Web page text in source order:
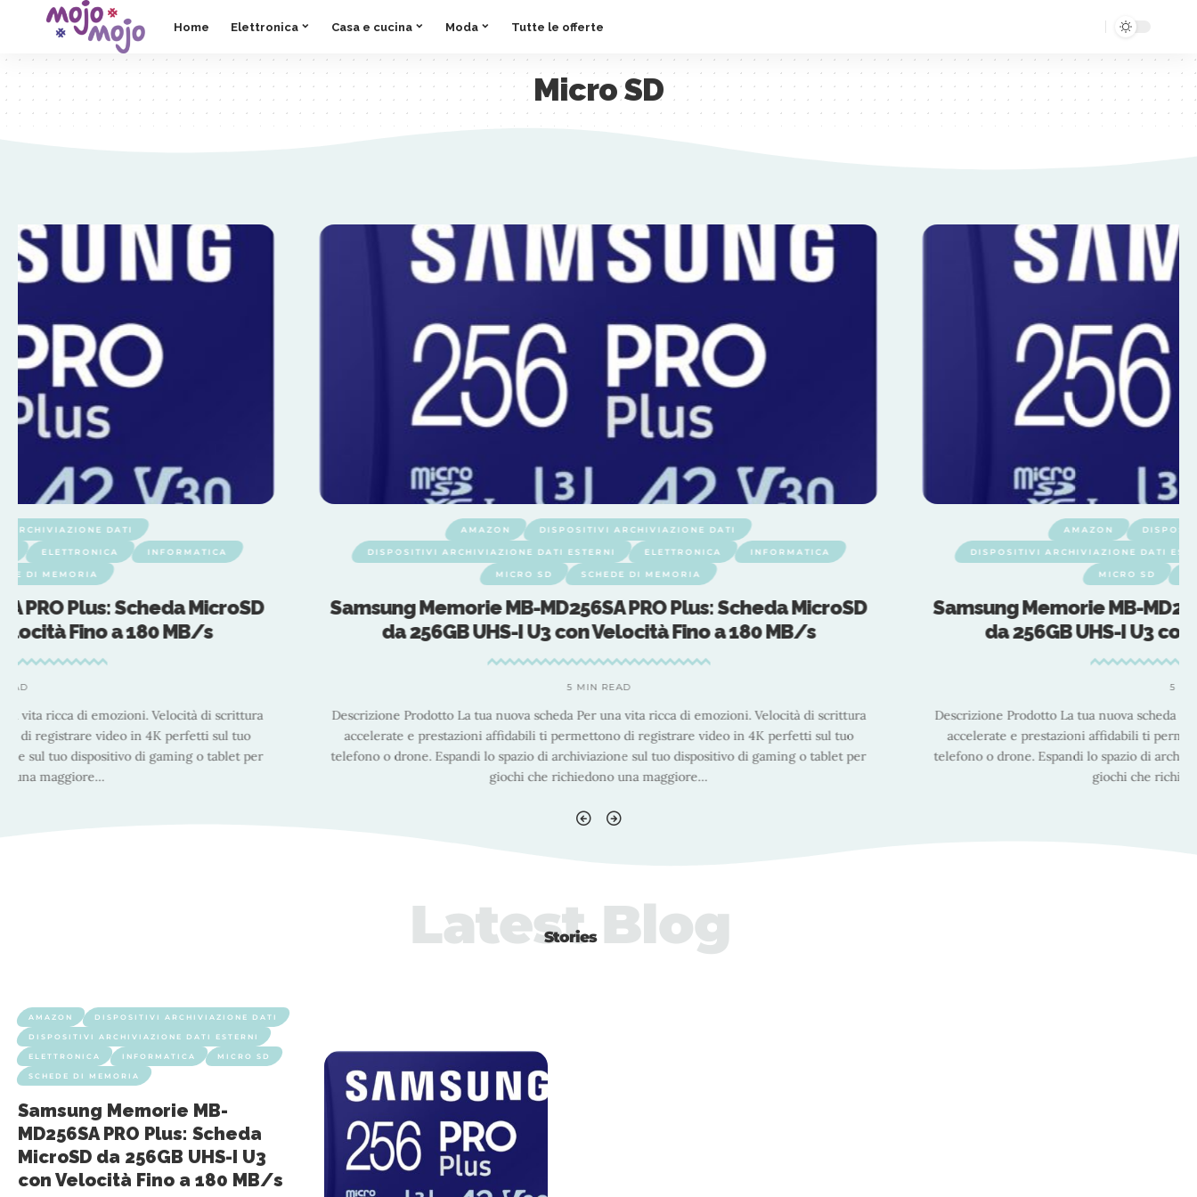
Home Elettronica Casa e cucina Moda Tutte le offerte
Micro SD
ARCHIVIAZIONE DATI
ELETTRONICA INFORMATICA
DI MEMORIA
PRO Plus: Scheda MicroSD
Fino a 180 MB/s
vita ricca di emozioni. Velocità di scrittura
di registrare video in 4K perfetti sul tuo
sul tuo dispositivo di gaming o tablet per
una maggiore…
AMAZON DISPOSITIVI ARCHIVIAZIONE DATI
DISPOSITIVI ARCHIVIAZIONE DATI ESTERNI ELETTRONICA INFORMATICA
MICRO SD SCHEDE DI MEMORIA
Samsung Memorie MB-MD256SA PRO Plus: Scheda MicroSD
da 256GB UHS-I U3 con Velocità Fino a 180 MB/s
5 MIN READ
Descrizione Prodotto La tua nuova scheda Per una vita ricca di emozioni. Velocità di scrittura
accelerate e prestazioni affidabili ti permettono di registrare video in 4K perfetti sul tuo
telefono o drone. Espandi lo spazio di archiviazione sul tuo dispositivo di gaming o tablet per
giochi che richiedono una maggiore…
AMAZON
DISPOSITIVI ARCHIVIAZIONE DATI
MICRO SD
Samsung Memorie MB-
da 256GB UHS-I U3
5
Descrizione Prodotto La tua nuova scheda
accelerate e prestazioni affidabili ti
telefono o drone. Espandi lo spazio di
giochi che
Stories
Latest Blog
AMAZON DISPOSITIVI ARCHIVIAZIONE DATI
DISPOSITIVI ARCHIVIAZIONE DATI ESTERNI
ELETTRONICA INFORMATICA MICRO SD
SCHEDE DI MEMORIA
Samsung Memorie MB-
MD256SA PRO Plus: Scheda
MicroSD da 256GB UHS-I U3
con Velocità Fino a 180 MB/s